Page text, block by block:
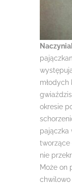
młodych
okresie
pajączka
tworzące
nie
Może on
chwilowo